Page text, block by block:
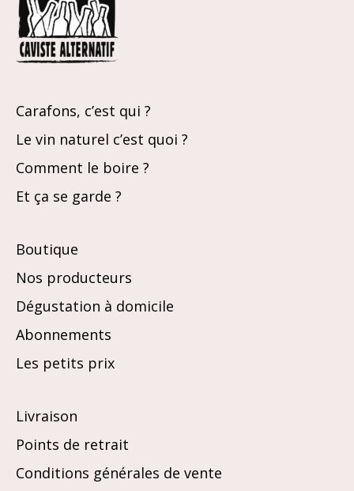
Carafons, c’est qui ?
Le vin naturel c’est quoi ?
Comment le boire ?
Et ça se garde ?
Boutique
Nos producteurs
Dégustation à domicile
Abonnements
Les petits prix
Livraison
Points de retrait
Conditions générales de vente